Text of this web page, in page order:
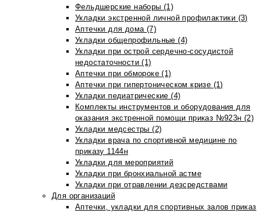
Фельдшерские наборы (1)
Укладки экстренной личной профилактики (3)
Аптечки для дома (7)
Укладки общепрофильные (4)
Укладки при острой сердечно-сосудистой
недостаточности (1)
Аптечки при обмороке (1)
Аптечки при гипертоническом кризе (1)
Укладки педиатрические (4)
Комплекты инструментов и оборудования для
оказания экстренной помощи приказ №923н (2)
Укладки медсестры (2)
Укладки врача по спортивной медицине по
приказу 1144н
Укладки для мероприятий
Укладки при бронхиальной астме
Укладки при отравлении дезсредствами
Для организаций
Аптечки, укладки для спортивных залов приказ